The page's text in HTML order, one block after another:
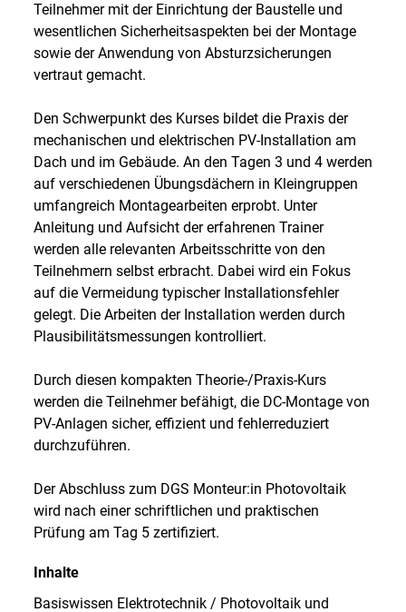
Teilnehmer mit der Einrichtung der Baustelle und
wesentlichen Sicherheitsaspekten bei der Montage
sowie der Anwendung von Absturzsicherungen
vertraut gemacht.
Den Schwerpunkt des Kurses bildet die Praxis der
mechanischen und elektrischen PV-Installation am
Dach und im Gebäude. An den Tagen 3 und 4 werden
auf verschiedenen Übungsdächern in Kleingruppen
umfangreich Montagearbeiten erprobt. Unter
Anleitung und Aufsicht der erfahrenen Trainer
werden alle relevanten Arbeitsschritte von den
Teilnehmern selbst erbracht. Dabei wird ein Fokus
auf die Vermeidung typischer Installationsfehler
gelegt. Die Arbeiten der Installation werden durch
Plausibilitätsmessungen kontrolliert.
Durch diesen kompakten Theorie-/Praxis-Kurs
werden die Teilnehmer befähigt, die DC-Montage von
PV-Anlagen sicher, effizient und fehlerreduziert
durchzuführen.
Der Abschluss zum DGS Monteur:in Photovoltaik
wird nach einer schriftlichen und praktischen
Prüfung am Tag 5 zertifiziert.
Inhalte
Basiswissen Elektrotechnik / Photovoltaik und